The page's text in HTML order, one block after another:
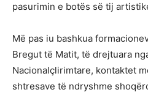
pasurimin e botës së tij
Më pas iu bashkua
Bregut të Matit, të drejtuara
Nacionalçlirimtare, kontaktet
shtresave të ndryshme